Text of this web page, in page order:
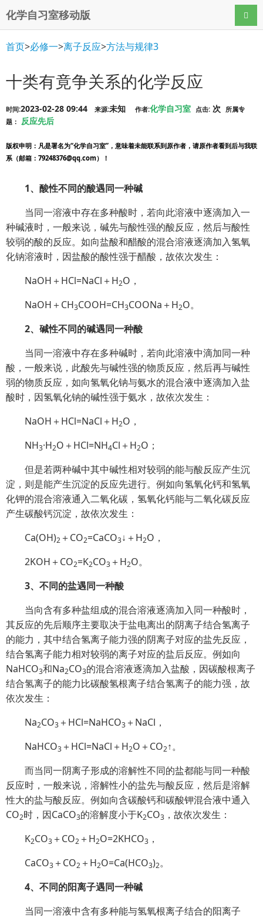
化学自习室移动版 导航
首页>必修一>离子反应>方法与规律3
十类有竟争关系的化学反应
时间:2023-02-28 09:44 来源:未知 作者:化学自习室 点击: 次
所属专
题： 反应先后
版权申明 ：凡是署名为“化学自习室”，意味着未能联系到原作者，请原作者看到后与我联
系（邮箱：79248376@qq.com）！
1、酸性不同的酸遇同一种碱
当同一溶液中存在多种酸时，若向此溶液中逐滴加入一
种碱液时，一般来说，碱先与酸性强的酸反应，然后与酸性
较弱的酸的反应。如向盐酸和醋酸的混合溶液逐滴加入氢氧
化钠溶液时，因盐酸的酸性强于醋酸，故依次发生：
NaOH＋HCl=NaCl＋H2O，
NaOH＋CH3COOH=CH3COONa＋H2O。
2、碱性不同的碱遇同一种酸
当同一溶液中存在多种碱时，若向此溶液中滴加同一种
酸，一般来说，此酸先与碱性强的物质反应，然后再与碱性
弱的物质反应，如向氢氧化钠与氨水的混合液中逐滴加入盐
酸时，因氢氧化钠的碱性强于氨水，故依次发生：
NaOH＋HCl=NaCl＋H2O，
NH3·H2O＋HCl=NH4Cl＋H2O；
但是若两种碱中其中碱性相对较弱的能与酸反应产生沉
淀，则是能产生沉淀的反应先进行。例如向氢氧化钙和氢氧
化钾的混合溶液通入二氧化碳，氢氧化钙能与二氧化碳反应
产生碳酸钙沉淀，故依次发生：
Ca(OH)2 ＋CO2=CaCO3↓＋H2O，
2KOH＋CO2=K2CO3 ＋H2O。
3、不同的盐遇同一种酸
当向含有多种盐组成的混合溶液逐滴加入同一种酸时，
其反应的先后顺序主要取决于盐电离出的阴离子结合氢离子
的能力，其中结合氢离子能力强的阴离子对应的盐先反应，
结合氢离子能力相对较弱的离子对应的盐后反应。例如向
NaHCO3和Na2CO3的混合溶液逐滴加入盐酸，因碳酸根离子
结合氢离子的能力比碳酸氢根离子结合氢离子的能力强，故
依次发生：
Na2CO3 ＋HCl=NaHCO3 ＋NaCl，
NaHCO3 ＋HCl=NaCl＋H2O＋CO2↑。
而当同一阴离子形成的溶解性不同的盐都能与同一种酸
反应时，一般来说，溶解性小的盐先与酸反应，然后是溶解
性大的盐与酸反应。例如向含碳酸钙和碳酸钾混合液中通入
CO2时，因CaCO3的溶解度小于K2CO3 ，故依次发生：
K2CO3 ＋CO2 ＋H2O=2KHCO3 ，
CaCO3 ＋CO2 ＋H2O=Ca(HCO3)2。
4、不同的阳离子遇同一种碱
当同一溶液中含有多种能与氢氧根离子结合的阳离子